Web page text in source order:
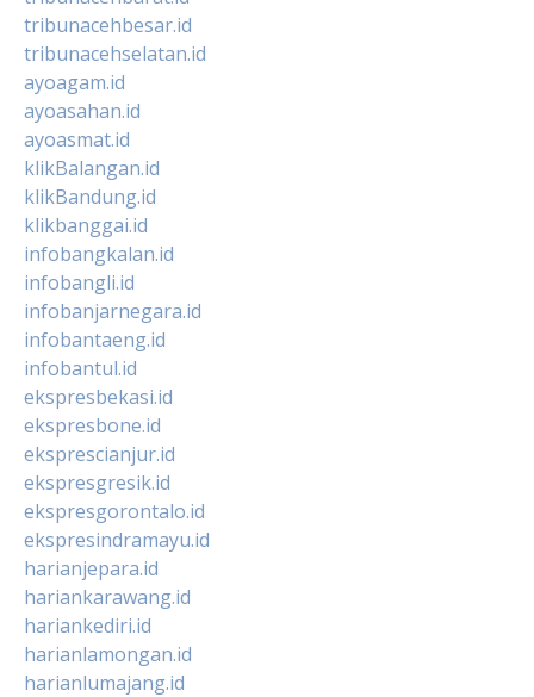
tribunacehbesar.id
tribunacehselatan.id
ayoagam.id
ayoasahan.id
ayoasmat.id
klikBalangan.id
klikBandung.id
klikbanggai.id
infobangkalan.id
infobangli.id
infobanjarnegara.id
infobantaeng.id
infobantul.id
ekspresbekasi.id
ekspresbone.id
eksprescianjur.id
ekspresgresik.id
ekspresgorontalo.id
ekspresindramayu.id
harianjepara.id
hariankarawang.id
hariankediri.id
harianlamongan.id
harianlumajang.id